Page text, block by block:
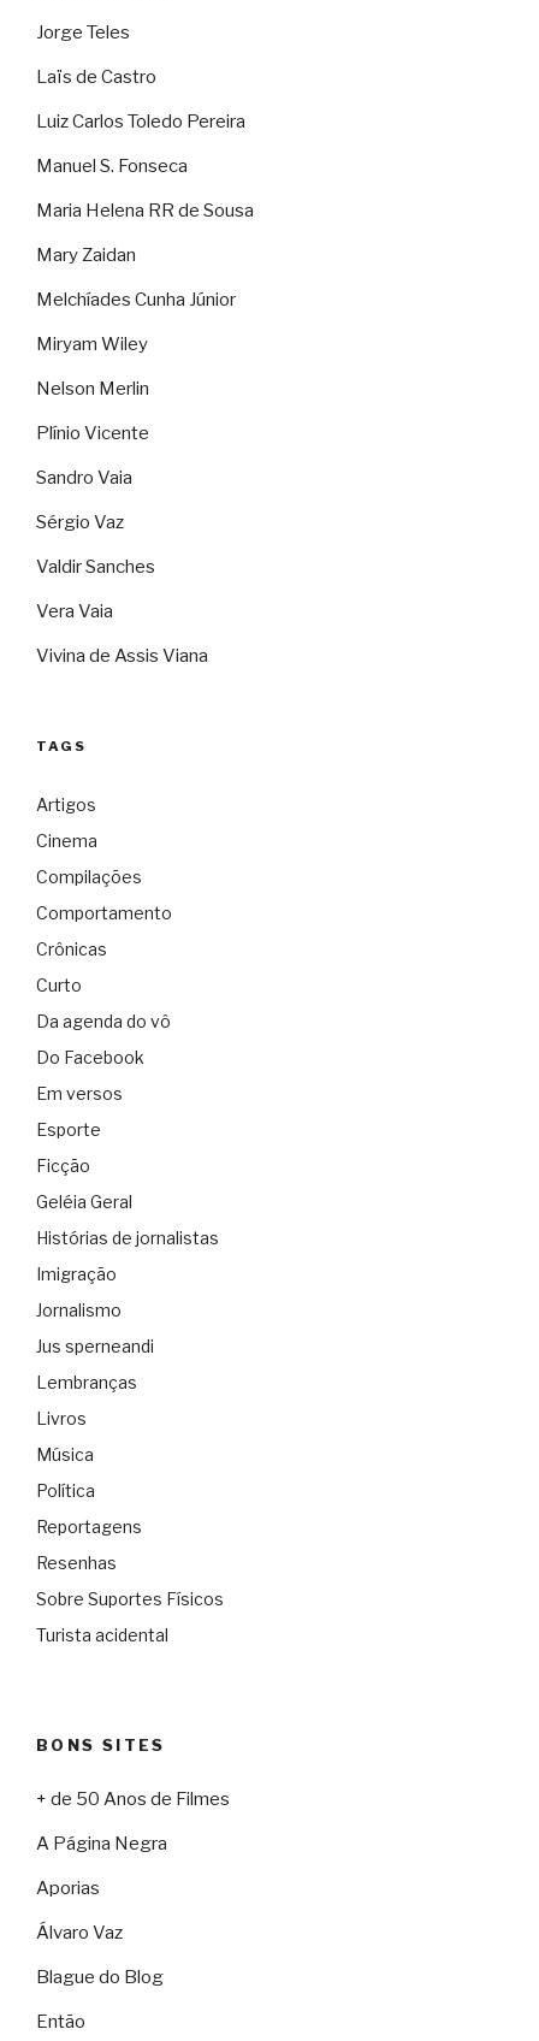
Jorge Teles
Laïs de Castro
Luiz Carlos Toledo Pereira
Manuel S. Fonseca
Maria Helena RR de Sousa
Mary Zaidan
Melchíades Cunha Júnior
Miryam Wiley
Nelson Merlin
Plínio Vicente
Sandro Vaia
Sérgio Vaz
Valdir Sanches
Vera Vaia
Vivina de Assis Viana
TAGS
Artigos
Cinema
Compilações
Comportamento
Crônicas
Curto
Da agenda do vô
Do Facebook
Em versos
Esporte
Ficção
Geléia Geral
Histórias de jornalistas
Imigração
Jornalismo
Jus sperneandi
Lembranças
Livros
Música
Política
Reportagens
Resenhas
Sobre Suportes Físicos
Turista acidental
BONS SITES
+ de 50 Anos de Filmes
A Página Negra
Aporias
Álvaro Vaz
Blague do Blog
Então